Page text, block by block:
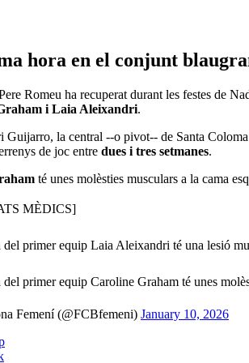
hora en el conjunt
Romeu ha recuperat durant les festes de
i Laia Aleixandri.
Guijarro, la central --o pivot-- de Santa
de joc entre dues i tres setmanes.
té unes molèsties musculars a la cama
MÈDICS]
primer equip Laia Aleixandri té una lesió
primer equip Caroline Graham té unes
Femení (@FCBfemeni) January 10, 2026